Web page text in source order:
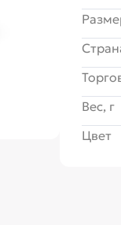
Вес, г
Цвет